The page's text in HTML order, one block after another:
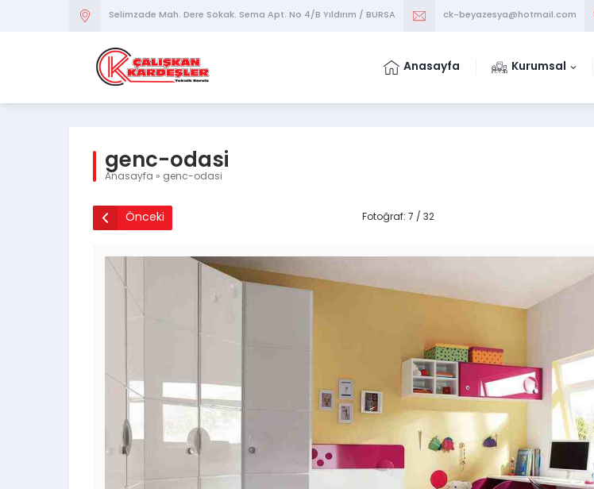
Selimzade Mah. Dere Sokak. Sema Apt. No 4/B Yıldırım / BURSA ck-beyazesya@hotmail.com
Anasayfa Kurumsal
genc-odasi
Anasayfa » genc-odasi
Önceki Fotoğraf: 7 / 32